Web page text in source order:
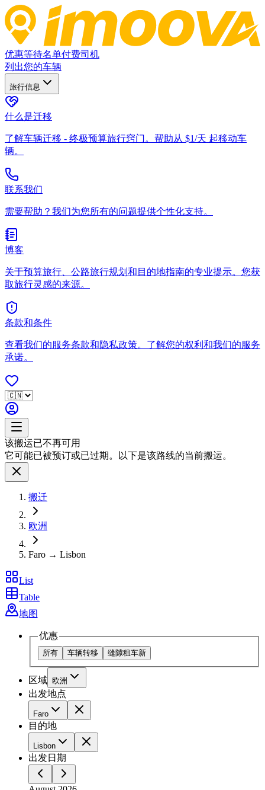
优惠等待名单付费司机
列出您的车辆
旅行信息
什么是迁移
了解车辆迁移 - 终极预算旅行窍门。帮助从 $1/天 起移动车
辆。
联系我们
需要帮助？我们为您所有的问题提供个性化支持。
博客
关于预算旅行、公路旅行规划和目的地指南的专业提示。您获
取旅行灵感的来源。
条款和条件
查看我们的服务条款和隐私政策。了解您的权利和我们的服务
承诺。
该搬运已不再可用
它可能已被预订或已过期。以下是该路线的当前搬运。
搬迁
欧洲
Faro → Lisbon
List
Table
地图
优惠
所有 车辆转移 缝隙租车新
区域 欧洲
出发地点
Faro
目的地
Lisbon
出发日期